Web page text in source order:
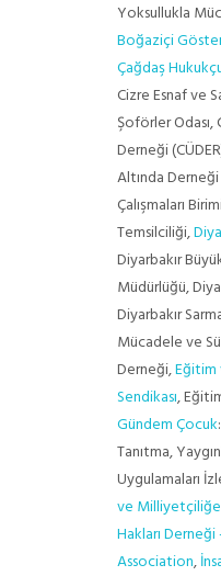
Yoksullukla
Boğaziçi
Çağdaş
Cizre Esnaf ve
Şoförler
Derneği
Altında
Çalışmaları
Temsilciliği,
Diyarbakır
Müdürlüğü,
Diyarbakır
Mücadele ve
Derneği,Eğitim
Sendikası,
Gündem Çocuk
Tanıtma,
Uygulamaları
ve
Hakları
Association,